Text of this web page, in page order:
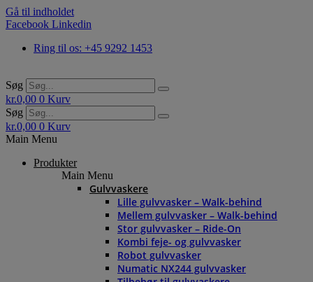
Gå til indholdet
Facebook Linkedin
Ring til os: +45 9292 1453
Søg
kr.0,00 0 Kurv
Søg
kr.0,00 0 Kurv
Main Menu
Produkter
Main Menu
Gulvvaskere
Lille gulvvasker – Walk-behind
Mellem gulvvasker – Walk-behind
Stor gulvvasker – Ride-On
Kombi feje- og gulvvasker
Robot gulvvasker
Numatic NX244 gulvvasker